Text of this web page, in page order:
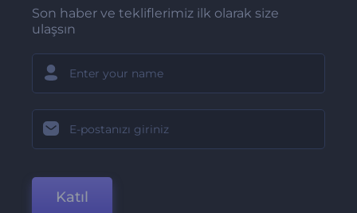
Son haber ve tekliflerimiz ilk olarak size
ulaşsın
Katıl